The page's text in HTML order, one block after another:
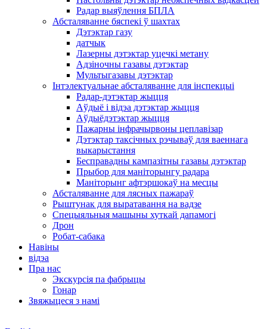
Радар выяўлення БПЛА
Абсталяванне бяспекі ў шахтах
Дэтэктар газу
датчык
Лазерны дэтэктар уцечкі метану
Адзіночны газавы дэтэктар
Мультыгазавы дэтэктар
Інтэлектуальнае абсталяванне для інспекцыі
Радар-дэтэктар жыцця
Аўдыё і відэа дэтэктар жыцця
Аўдыёдэтэктар жыцця
Пажарны інфрачырвоны цеплавізар
Дэтэктар таксічных рэчываў для ваеннага
выкарыстання
Бесправадны кампазітны газавы дэтэктар
Прыбор для маніторынгу радара
Маніторынг афтэршокаў на месцы
Абсталяванне для лясных пажараў
Рыштунак для выратавання на вадзе
Спецыяльныя машыны хуткай дапамогі
Дрон
Робат-сабака
Навіны
відэа
Пра нас
Экскурсія па фабрыцы
Гонар
Звяжыцеся з намі